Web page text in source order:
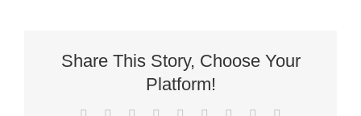
Share This Story, Choose Your
Platform!